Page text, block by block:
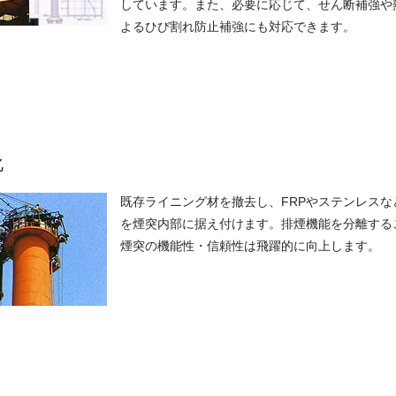
しています。また、必要に応じて、せん断補強
よるひび割れ防止補強にも対応できます。
既存ライニング材を撤去し、FRPやステンレス
を煙突内部に据え付けます。排煙機能を分離する
煙突の機能性・信頼性は飛躍的に向上します。